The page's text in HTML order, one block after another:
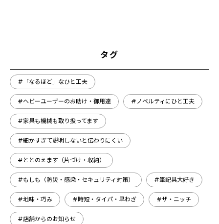
タグ
#「なるほど」なひと工夫
#ヘビーユーザーのお助け・御用達 #ノベルティにひと工夫
#家具も機械も取り扱ってます
#細かすぎて説明しないと伝わりにくい
#ととのえます（片づけ・収納）
#もしも（防災・感染・セキュリティ対策） #筆記具大好き
#地味・巧み #時短・タイパ・早わざ #ザ・ニッチ
#店舗からのお知らせ